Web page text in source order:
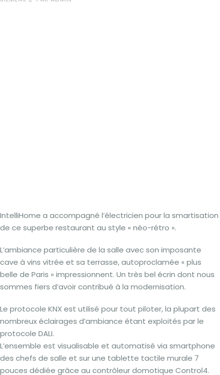
IntelliHome a accompagné l’électricien pour la smartisation
de ce superbe restaurant au style « néo-rétro ».
L’ambiance particulière de la salle avec son imposante
cave à vins vitrée et sa terrasse, autoproclamée « plus
belle de Paris » impressionnent. Un très bel écrin dont nous
sommes fiers d’avoir contribué à la modernisation.
Le protocole KNX est utilisé pour tout piloter, la plupart des
nombreux éclairages d’ambiance étant exploités par le
protocole DALI.
L’ensemble est visualisable et automatisé via smartphone
des chefs de salle et sur une tablette tactile murale 7
pouces dédiée grâce au contrôleur domotique Control4.